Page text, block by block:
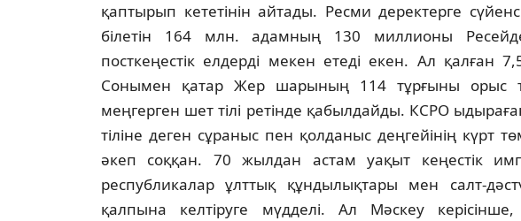
қаптырып кететiнiн айтады. Ресми деректерге
бiлетiн 164 млн. адамның 130 миллионы
посткеңестiк елдердi мекен етедi екен. Ал қалған
Сонымен қатар Жер шарының 114 тұрғыны орыс
меңгерген шет тiлi ретiнде қабылдайды. КСРО
тiлiне деген сұраныс пен қолданыс деңгейiнiң күрт
әкеп соққан. 70 жылдан астам уақыт кеңестiк
республикалар ұлттық құндылықтары мен салт-
қалпына келтiруге мүдделi. Ал Мәскеу керiсiнше,